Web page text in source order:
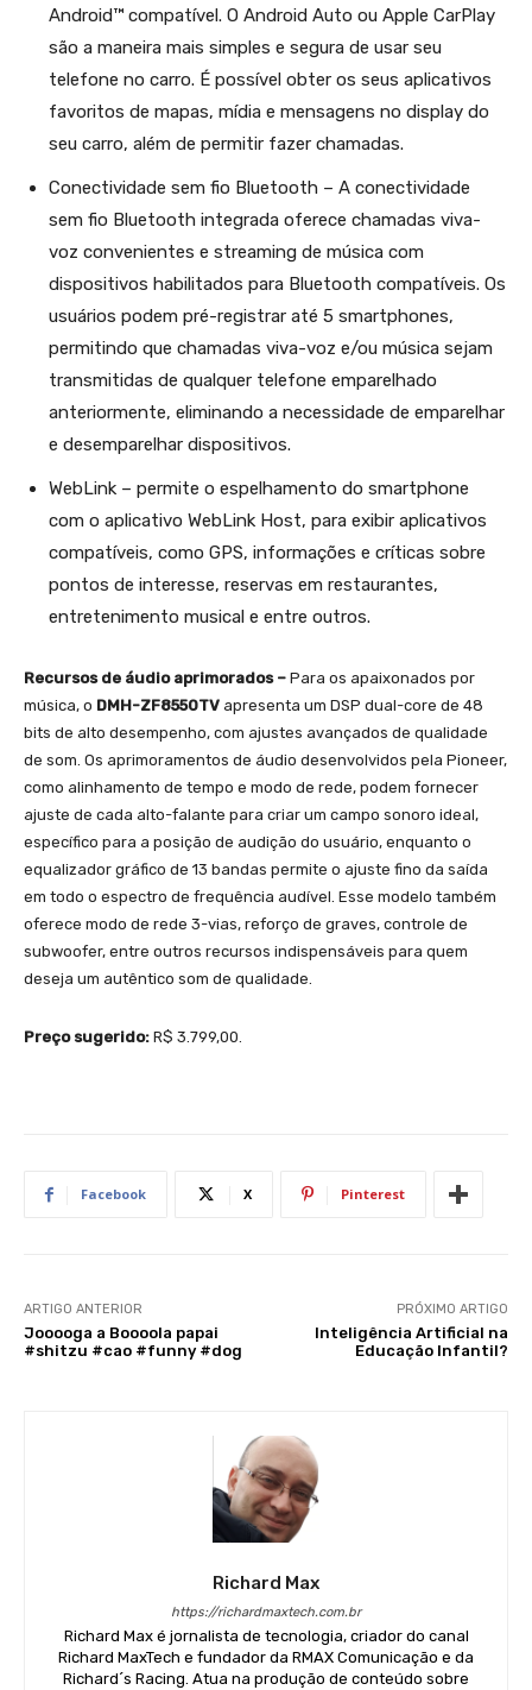
Android™ compatível. O Android Auto ou Apple CarPlay
são a maneira mais simples e segura de usar seu
telefone no carro. É possível obter os seus aplicativos
favoritos de mapas, mídia e mensagens no display do
seu carro, além de permitir fazer chamadas.
Conectividade sem fio Bluetooth – A conectividade
sem fio Bluetooth integrada oferece chamadas viva-
voz convenientes e streaming de música com
dispositivos habilitados para Bluetooth compatíveis. Os
usuários podem pré-registrar até 5 smartphones,
permitindo que chamadas viva-voz e/ou música sejam
transmitidas de qualquer telefone emparelhado
anteriormente, eliminando a necessidade de emparelhar
e desemparelhar dispositivos.
WebLink – permite o espelhamento do smartphone
com o aplicativo WebLink Host, para exibir aplicativos
compatíveis, como GPS, informações e críticas sobre
pontos de interesse, reservas em restaurantes,
entretenimento musical e entre outros.
Recursos de áudio aprimorados – Para os apaixonados por
música, o DMH-ZF8550TV apresenta um DSP dual-core de 48
bits de alto desempenho, com ajustes avançados de qualidade
de som. Os aprimoramentos de áudio desenvolvidos pela Pioneer,
como alinhamento de tempo e modo de rede, podem fornecer
ajuste de cada alto-falante para criar um campo sonoro ideal,
específico para a posição de audição do usuário, enquanto o
equalizador gráfico de 13 bandas permite o ajuste fino da saída
em todo o espectro de frequência audível. Esse modelo também
oferece modo de rede 3-vias, reforço de graves, controle de
subwoofer, entre outros recursos indispensáveis para quem
deseja um autêntico som de qualidade.
Preço sugerido: R$ 3.799,00.
Facebook X Pinterest
ARTIGO ANTERIOR
Jooooga a Boooola papai
#shitzu #cao #funny #dog
PRÓXIMO ARTIGO
Inteligência Artificial na
Educação Infantil?
Richard Max
https://richardmaxtech.com.br
Richard Max é jornalista de tecnologia, criador do canal
Richard MaxTech e fundador da RMAX Comunicação e da
Richard´s Racing. Atua na produção de conteúdo sobre